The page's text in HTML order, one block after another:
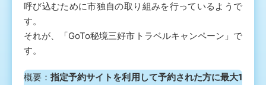
呼び込むために市独自の取り組みを行っているようで
す。
それが、「GoTo秘境三好市トラベルキャンペーン」で
す。
概要：指定予約サイトを利用して予約された方に最大1